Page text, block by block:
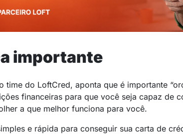
importante
time do LoftCred, aponta que é importante
financeiras para que você seja capaz de
a que melhor funciona para você.
e rápida para conseguir sua carta de